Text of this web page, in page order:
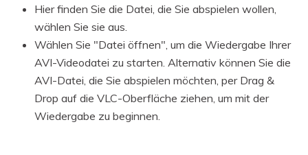
Hier finden Sie die Datei, die Sie abspielen wollen,
wählen Sie sie aus.
Wählen Sie "Datei öffnen", um die Wiedergabe Ihrer
AVI-Videodatei zu starten. Alternativ können Sie die
AVI-Datei, die Sie abspielen möchten, per Drag &
Drop auf die VLC-Oberfläche ziehen, um mit der
Wiedergabe zu beginnen.